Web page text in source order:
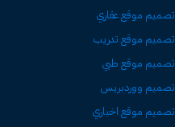
تصميم موقع عقاري
تصميم موقع تدريب
تصميم موقع طبي
تصميم ووردبريس
تصميم موقع اخباري